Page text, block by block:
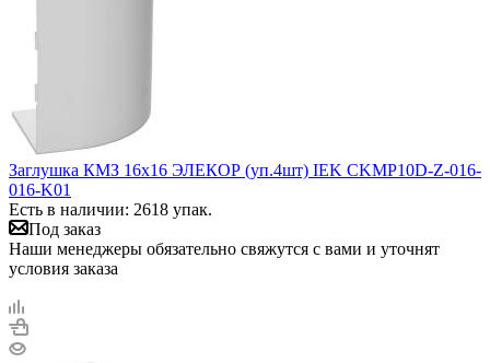
Заглушка КМЗ 16х16 ЭЛЕКОР (уп.4шт) IEK CKMP10D-Z-016-
016-K01
Есть в наличии: 2618 упак.
Под заказ
Наши менеджеры обязательно свяжутся с вами и уточнят
условия заказа